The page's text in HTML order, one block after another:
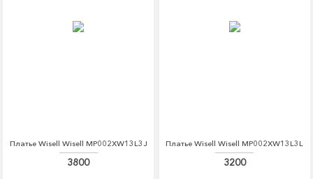
Платье Wisell Wisell MP002XW13L3J
3800
Платье Wisell Wisell MP002XW13L3L
3200